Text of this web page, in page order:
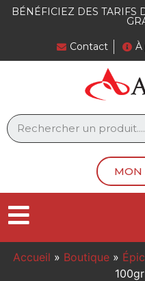
BÉNÉFICIEZ DES TARIFS
Contact À
MON
Accueil » Boutique »